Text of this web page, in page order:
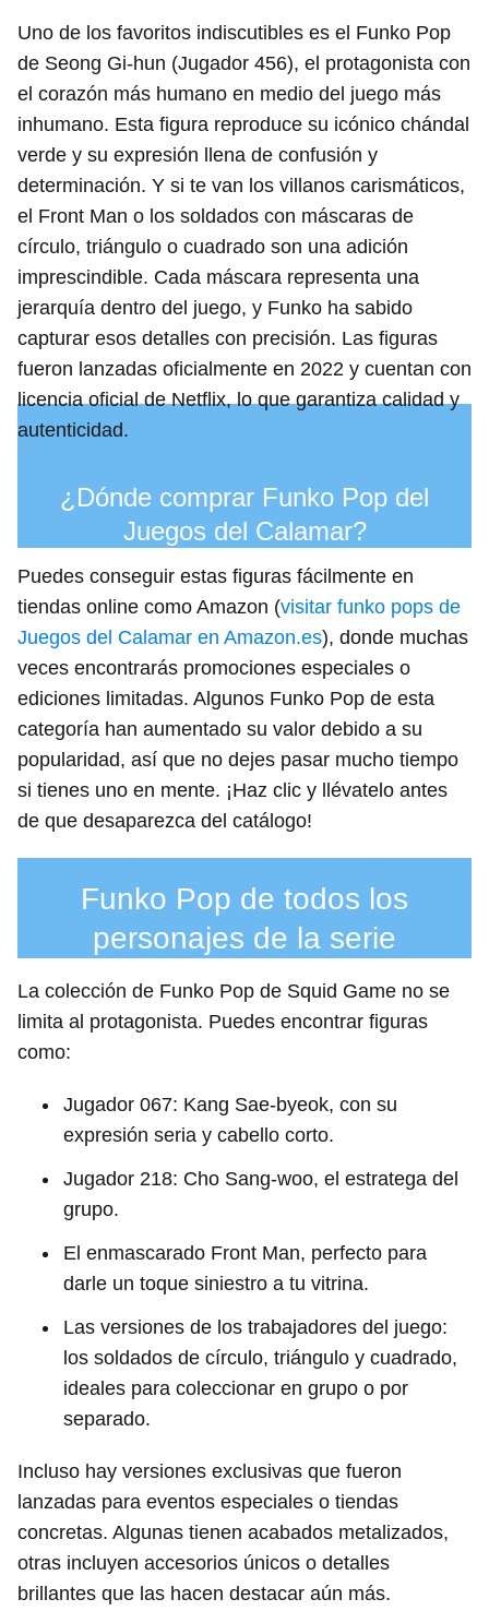
Uno de los favoritos indiscutibles es el Funko Pop
de Seong Gi-hun (Jugador 456), el protagonista con
el corazón más humano en medio del juego más
inhumano. Esta figura reproduce su icónico chándal
verde y su expresión llena de confusión y
determinación. Y si te van los villanos carismáticos,
el Front Man o los soldados con máscaras de
círculo, triángulo o cuadrado son una adición
imprescindible. Cada máscara representa una
jerarquía dentro del juego, y Funko ha sabido
capturar esos detalles con precisión. Las figuras
fueron lanzadas oficialmente en 2022 y cuentan con
licencia oficial de Netflix, lo que garantiza calidad y
autenticidad.
¿Dónde comprar Funko Pop del
Juegos del Calamar?
Puedes conseguir estas figuras fácilmente en
tiendas online como Amazon (visitar funko pops de
Juegos del Calamar en Amazon.es), donde muchas
veces encontrarás promociones especiales o
ediciones limitadas. Algunos Funko Pop de esta
categoría han aumentado su valor debido a su
popularidad, así que no dejes pasar mucho tiempo
si tienes uno en mente. ¡Haz clic y llévatelo antes
de que desaparezca del catálogo!
Funko Pop de todos los
personajes de la serie
La colección de Funko Pop de Squid Game no se
limita al protagonista. Puedes encontrar figuras
como:
Jugador 067: Kang Sae-byeok, con su
expresión seria y cabello corto.
Jugador 218: Cho Sang-woo, el estratega del
grupo.
El enmascarado Front Man, perfecto para
darle un toque siniestro a tu vitrina.
Las versiones de los trabajadores del juego:
los soldados de círculo, triángulo y cuadrado,
ideales para coleccionar en grupo o por
separado.
Incluso hay versiones exclusivas que fueron
lanzadas para eventos especiales o tiendas
concretas. Algunas tienen acabados metalizados,
otras incluyen accesorios únicos o detalles
brillantes que las hacen destacar aún más.